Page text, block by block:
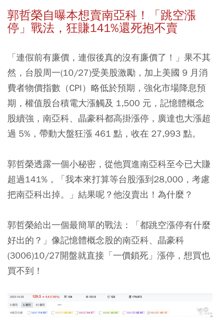
郭哲榮自曝本想賣南亞科！「跳空漲
停」戰法，狂賺141%還死抱不賣
「連假前有廉價，連假後真的沒有廉價了！」果不其
然，台股周一(10/27)受美股激勵，加上美國 9 月消
費者物價指數（CPI）略低於預期，強化市場降息預
期，權值股台積電大漲觸及 1,500 元，記憶體概念
股續強，南亞科、晶豪科都高掛漲停，廣達也大漲超
過 5%，帶動大盤狂漲 461 點，收在 27,993 點。
郭哲榮透露一個小秘密，從他買進南亞科至今已大賺
超過141%，「我本來打算等台股漲到28,000，考慮
把南亞科出掉。」結果呢？他沒賣出！為什麼？
郭哲榮給出一個最簡單的戰法：「都跳空漲停有什麼
好出的？」像記憶體概念股的南亞科、晶豪科
(3006)10/27開盤就直接「一價鎖死」漲停，想買也
買不到！